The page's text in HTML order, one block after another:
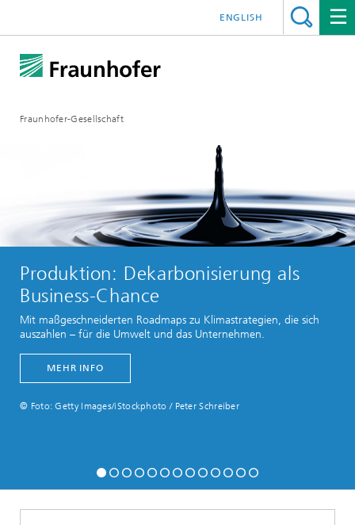
Fraunhofer-Gesellschaft
ENGLISH
Produktion: Dekarbonisierung als
Business-Chance
Mit maßgeschneiderten Roadmaps zu Klimastrategien, die sich
auszahlen – für die Umwelt und das Unternehmen.
MEHR INFO
© Foto: Getty Images/iStockphoto / Peter Schreiber